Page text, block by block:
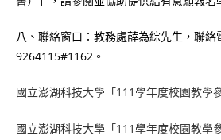
八、聯絡窗口：教務處薛為綜先生，聯絡
9264115#1162。
國立澎湖科技大學「111學年度校園教學
國立澎湖科技大學「111學年度校園教學